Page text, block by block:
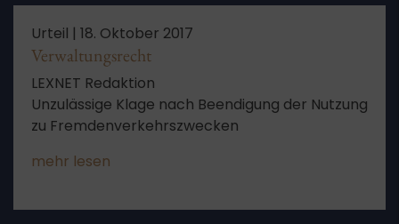
Urteil | 18. Oktober 2017
Verwaltungsrecht
LEXNET Redaktion
Unzulässige Klage nach Beendigung der Nutzung
zu Fremdenverkehrszwecken
mehr lesen